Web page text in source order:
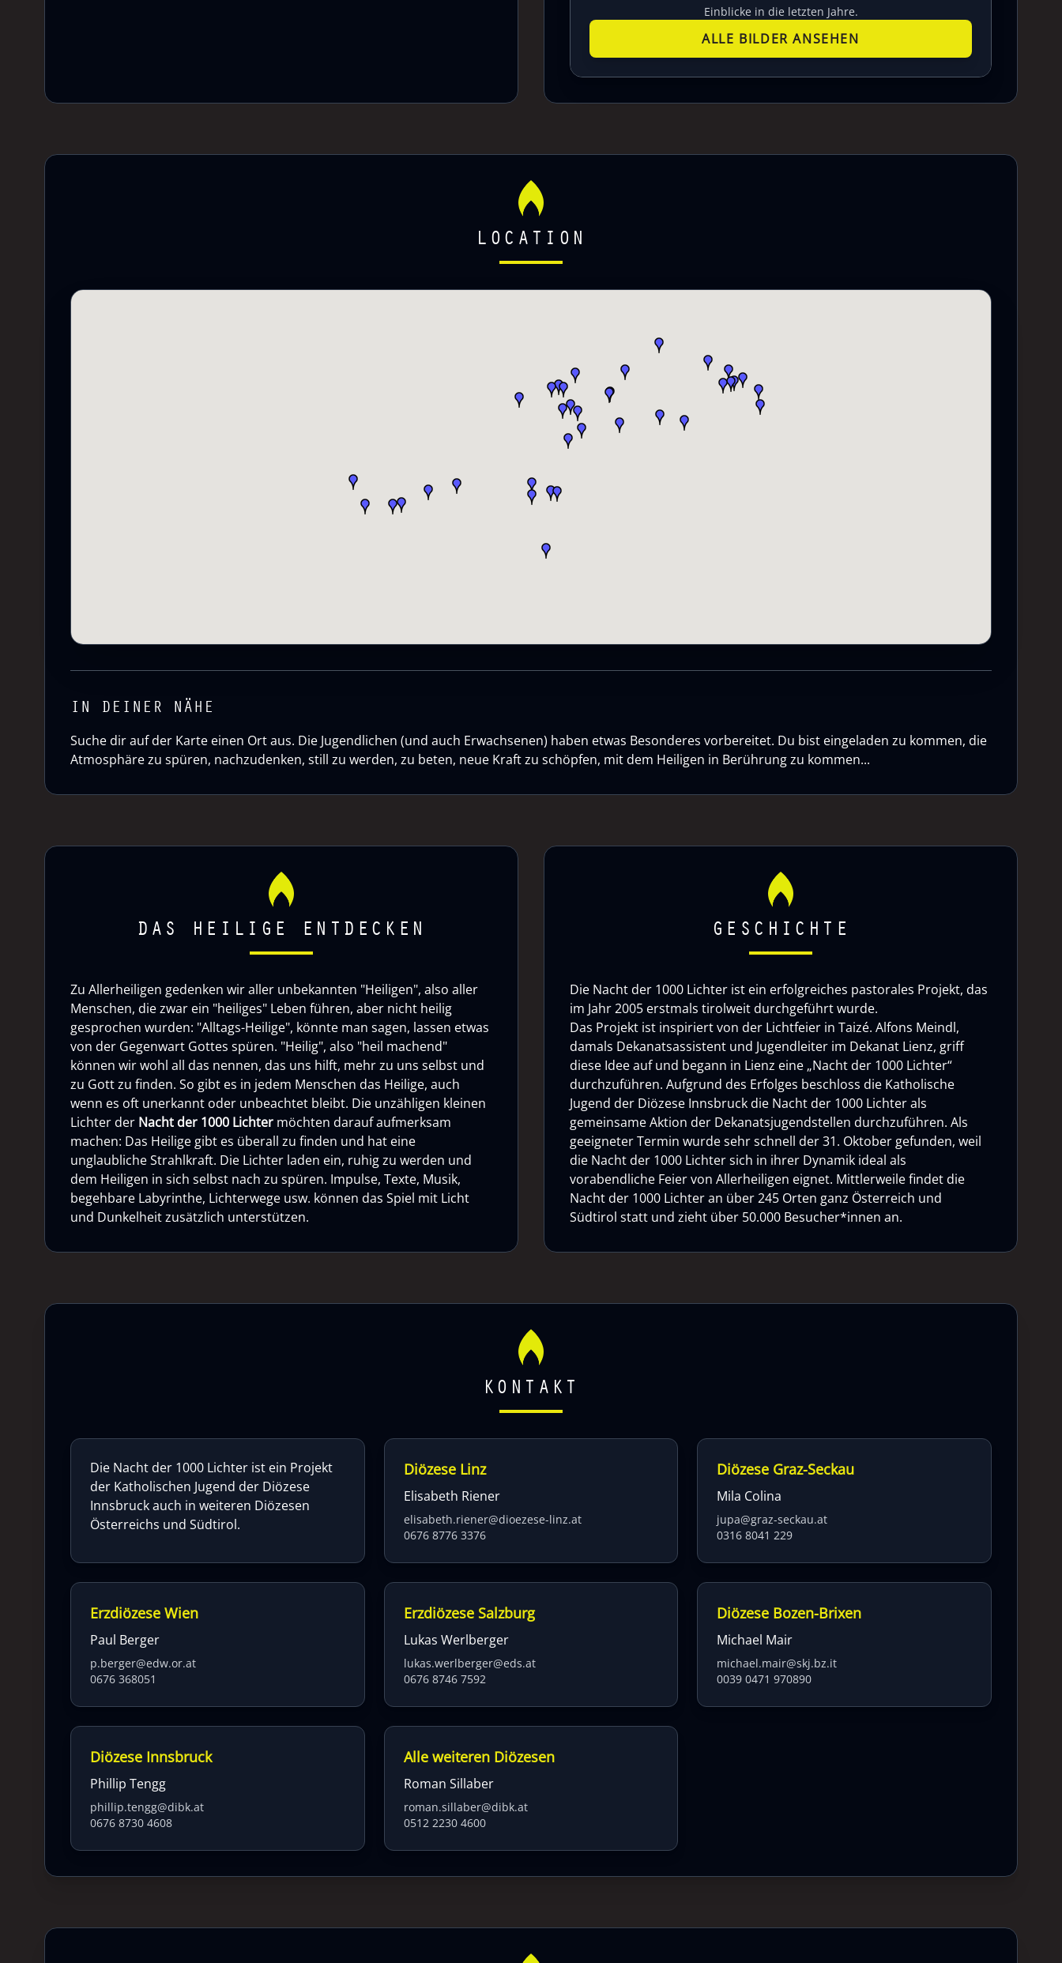
Einblicke in die letzten Jahre.
ALLE BILDER ANSEHEN
LOCATION
IN DEINER NÄHE
Suche dir auf der Karte einen Ort aus. Die Jugendlichen (und auch Erwachsenen) haben etwas Besonderes vorbereitet. Du bist eingeladen zu kommen, die
Atmosphäre zu spüren, nachzudenken, still zu werden, zu beten, neue Kraft zu schöpfen, mit dem Heiligen in Berührung zu kommen...
DAS HEILIGE ENTDECKEN
Zu Allerheiligen gedenken wir aller unbekannten "Heiligen", also aller
Menschen, die zwar ein "heiliges" Leben führen, aber nicht heilig
gesprochen wurden: "Alltags-Heilige", könnte man sagen, lassen etwas
von der Gegenwart Gottes spüren. "Heilig", also "heil machend"
können wir wohl all das nennen, das uns hilft, mehr zu uns selbst und
zu Gott zu finden. So gibt es in jedem Menschen das Heilige, auch
wenn es oft unerkannt oder unbeachtet bleibt. Die unzähligen kleinen
Lichter der Nacht der 1000 Lichter möchten darauf aufmerksam
machen: Das Heilige gibt es überall zu finden und hat eine
unglaubliche Strahlkraft. Die Lichter laden ein, ruhig zu werden und
dem Heiligen in sich selbst nach zu spüren. Impulse, Texte, Musik,
begehbare Labyrinthe, Lichterwege usw. können das Spiel mit Licht
und Dunkelheit zusätzlich unterstützen.
GESCHICHTE
Die Nacht der 1000 Lichter ist ein erfolgreiches pastorales Projekt, das
im Jahr 2005 erstmals tirolweit durchgeführt wurde.
Das Projekt ist inspiriert von der Lichtfeier in Taizé. Alfons Meindl,
damals Dekanatsassistent und Jugendleiter im Dekanat Lienz, griff
diese Idee auf und begann in Lienz eine „Nacht der 1000 Lichter“
durchzuführen. Aufgrund des Erfolges beschloss die Katholische
Jugend der Diözese Innsbruck die Nacht der 1000 Lichter als
gemeinsame Aktion der Dekanatsjugendstellen durchzuführen. Als
geeigneter Termin wurde sehr schnell der 31. Oktober gefunden, weil
die Nacht der 1000 Lichter sich in ihrer Dynamik ideal als
vorabendliche Feier von Allerheiligen eignet. Mittlerweile findet die
Nacht der 1000 Lichter an über 245 Orten ganz Österreich und
Südtirol statt und zieht über 50.000 Besucher*innen an.
KONTAKT
Die Nacht der 1000 Lichter ist ein Projekt
der Katholischen Jugend der Diözese
Innsbruck auch in weiteren Diözesen
Österreichs und Südtirol.
Diözese Linz
Elisabeth Riener
elisabeth.riener@dioezese-linz.at
0676 8776 3376
Diözese Graz-Seckau
Mila Colina
jupa@graz-seckau.at
0316 8041 229
Erzdiözese Wien
Paul Berger
p.berger@edw.or.at
0676 368051
Erzdiözese Salzburg
Lukas Werlberger
lukas.werlberger@eds.at
0676 8746 7592
Diözese Bozen-Brixen
Michael Mair
michael.mair@skj.bz.it
0039 0471 970890
Diözese Innsbruck
Phillip Tengg
phillip.tengg@dibk.at
0676 8730 4608
Alle weiteren Diözesen
Roman Sillaber
roman.sillaber@dibk.at
0512 2230 4600